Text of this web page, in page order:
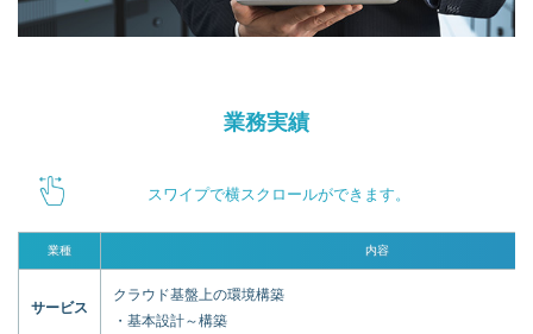
業務実績
スワイプで横スクロールができます。
業種 内容
サービス
クラウド基盤上の環境構築
・基本設計～構築